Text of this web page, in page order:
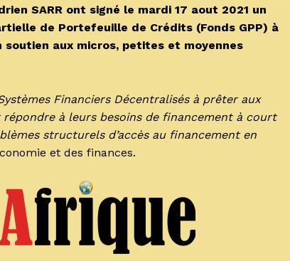
SARR ont signé le mardi 17 aout 2021 un
de Portefeuille de Crédits (Fonds GPP) à
soutien aux micros, petites et moyennes
Financiers Décentralisés à prêter aux
à leurs besoins de financement à court
structurels d’accès au financement en
et des finances.